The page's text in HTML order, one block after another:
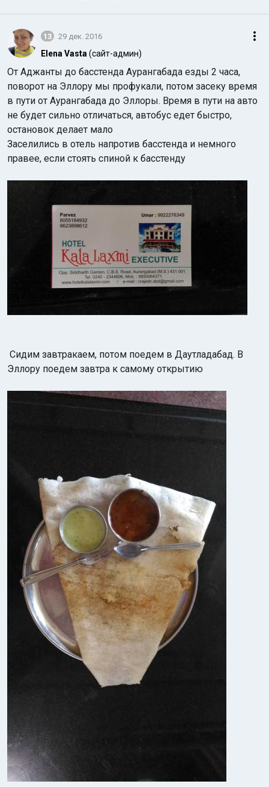
13 29 дек. 2016
Elena Vasta (сайт-админ)
От Аджанты до басстенда Аурангабада езды 2 часа,
поворот на Эллору мы профукали, потом засеку время
в пути от Аурангабада до Эллоры. Время в пути на авто
не будет сильно отличаться, автобус едет быстро,
остановок делает мало
Заселились в отель напротив басстенда и немного
правее, если стоять спиной к басстенду
Сидим завтракаем, потом поедем в Даутладабад. В
Эллору поедем завтра к самому открытию